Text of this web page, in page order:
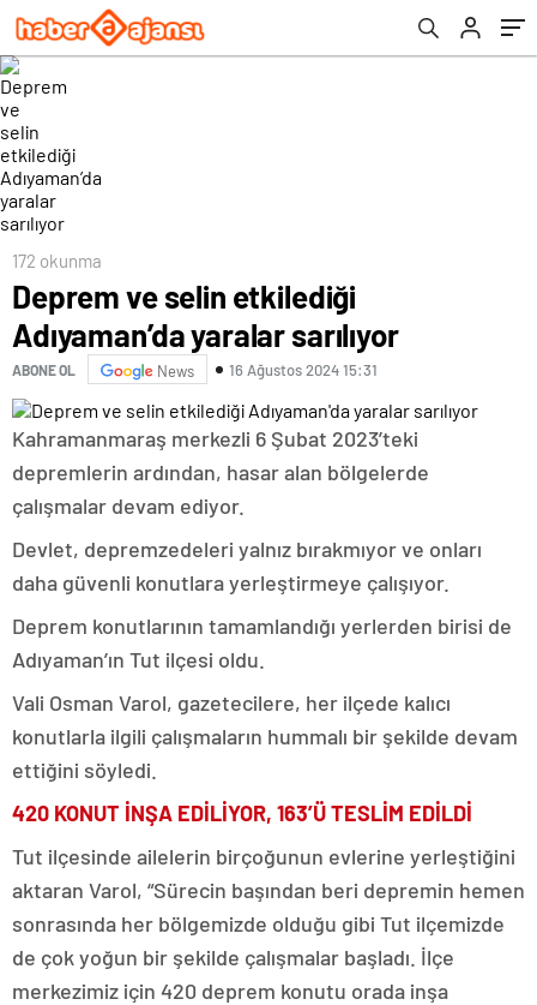
172 okunma
Deprem ve selin etkilediği
Adıyaman’da yaralar sarılıyor
ABONE OL News 16 Ağustos 2024 15:31
Kahramanmaraş merkezli 6 Şubat 2023’teki
depremlerin ardından, hasar alan bölgelerde
çalışmalar devam ediyor.
Devlet, depremzedeleri yalnız bırakmıyor ve onları
daha güvenli konutlara yerleştirmeye çalışıyor.
Deprem konutlarının tamamlandığı yerlerden birisi de
Adıyaman’ın Tut ilçesi oldu.
Vali Osman Varol, gazetecilere, her ilçede kalıcı
konutlarla ilgili çalışmaların hummalı bir şekilde devam
ettiğini söyledi.
420 KONUT İNŞA EDİLİYOR, 163’Ü TESLİM EDİLDİ
Tut ilçesinde ailelerin birçoğunun evlerine yerleştiğini
aktaran Varol, “Sürecin başından beri depremin hemen
sonrasında her bölgemizde olduğu gibi Tut ilçemizde
de çok yoğun bir şekilde çalışmalar başladı. İlçe
merkezimiz için 420 deprem konutu orada inşa